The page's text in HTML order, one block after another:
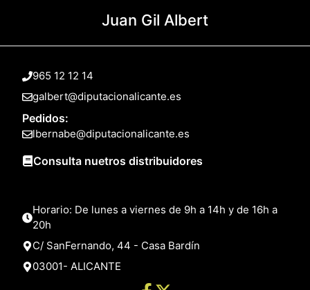
Juan Gil Albert
965 12 12 14
galbert@diputacionalicante.es
Pedidos:
lbernabe@diputacionalicante.es
Consulta nuetros distribuidores
Horario: De lunes a viernes de 9h a 14h y de 16h a
20h
C/ SanFernando, 44 - Casa Bardín
03001- ALICANTE